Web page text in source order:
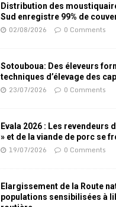
Distribution des
Sud enregistre 99% de
02/08/2026 0 Comments
Sotouboua: Des éleveurs
techniques d’élevage des
23/07/2026 0 Comments
Evala 2026 : Les revendeurs
» et de la viande de porc se
19/07/2026 0 Comments
Elargissement de la Route
populations sensibilisées à